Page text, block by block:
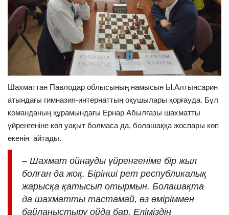
Шахматтан Павлодар облысының намысын Ы.Алтынсарин
атындағы гимназия-интернаттың оқушылары қорғауда. Бұл
команданың құрамындағы Ернар Абылғазы шахматты
үйренгеніне көп уақыт болмаса да, болашаққа жоспары көп
екенін айтады.
– Шахмат ойнауды үйренгеніме бір жыл
болған да жоқ. Бірінші рет республикалық
жарысқа қатысып отырмын. Болашақта
да шахматты тастамай, өз өміріммен
байланыстыру ойда бар. Еліміздің